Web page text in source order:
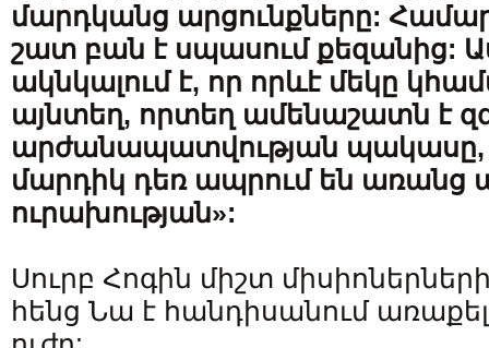
մարդկանց արցունքները:
շատ բան է սպասում քեզանից:
ակնկալում է, որ որևէ մեկը
այնտեղ, որտեղ ամենաշատն է
արժանապատվության պակասը,
մարդիկ դեռ ապրում են
ուրախության»:
Սուրբ Հոգին միշտ
հենց Նա է հանդիսանում